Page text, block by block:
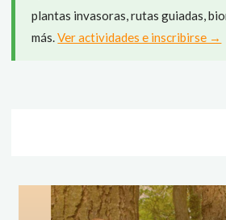
plantas invasoras, rutas guiadas,
más.Ver actividades e inscribirse →